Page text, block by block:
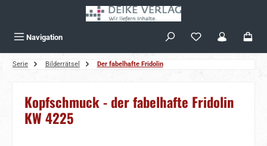
Navigation
Serie Bilderrätsel Der fabelhafte Fridolin
Kopfschmuck - der fabelhafte Fridolin
KW 4225